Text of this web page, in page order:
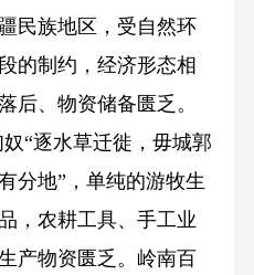
民族地区，受自然环
的制约，经济形态相
后、物资储备匮乏。
奴“逐水草迁徙，毋城郭
分地”，单纯的游牧生
，农耕工具、手工业
产物资匮乏。岭南百